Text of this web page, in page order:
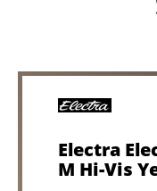
Electra
M Hi-Vis